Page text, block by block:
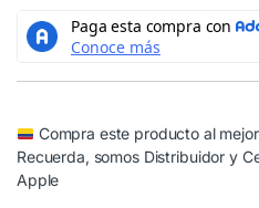
Compra este producto al
Recuerda, somos Distribuidor y
Apple